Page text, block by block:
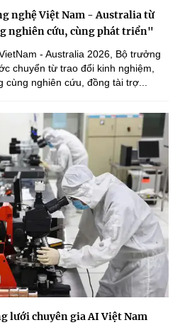
nghệ Việt Nam - Australia từ
nghiên cứu, cùng phát triển"
- Australia 2026, Bộ trưởng
chuyển từ trao đổi kinh nghiệm,
nghiên cứu, đồng tài trợ...
lưới chuyên gia AI Việt Nam